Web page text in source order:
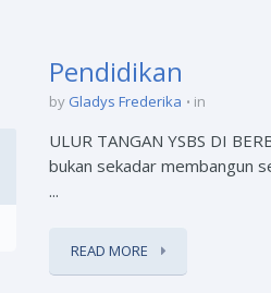
Pendidikan
by Gladys Frederika in
ULUR TANGAN YSBS DI
bukan sekadar membangun
...
READ MORE